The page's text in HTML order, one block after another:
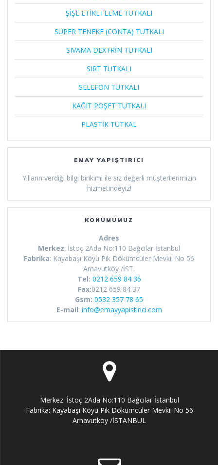
ŞİŞE ETİKETLEME TUTKALI
SÜPER TENEKE (CONTA) TUTKALI
SIVAMA DEXTRİN TUTKALI
SIRT TUTKALI
SELEFON TUTKALI
KAĞIT POŞET TUTKALI
PLASTİK TUTKAL
EMAY YAPIŞTIRICI
Yılların verdiği bilgi birikimi ile siz değerli müşterilerimizin
hizmetindeyiz!
KONUMUMUZ
Adres
Merkez: İstoç 2Ada No:110 Bağcılar İstanbul
Fabrika: Kayabaşı Köyü Pik Dökümcüler Mevkii No 56
Arnavutköy /İST.
Tel: 0212 659 84 36
Fax:0212 659 84 37
Gsm: 0532 357 78 65
E-mail: info@emayyapistirici.com
Merkez: İstoç 2Ada No:110 Bağcılar İstanbul
Fabrika: Kayabaşı Köyü Pik Dökümcüler Mevkii No 56
Arnavutköy /İSTANBUL